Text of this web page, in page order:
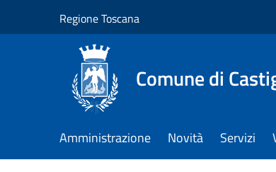
Regione Toscana
Comune di
Amministrazione Novità Servizi